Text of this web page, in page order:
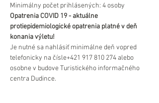
Minimálny počet prihlásených: 4 osoby
Opatrenia COVID 19 - aktuálne
protiepidemiologické opatrenia platné v deň
konania výletu!
Je nutné sa nahlásiť minimálne deň vopred
telefonicky na čísle+421 917 810 274 alebo
osobne v budove Turistického informačného
centra Dudince.